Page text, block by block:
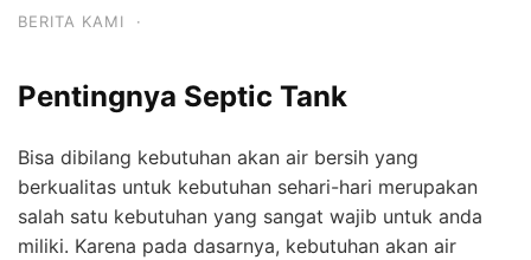
BERITA KAMI ·
Pentingnya Septic Tank
Bisa dibilang kebutuhan akan air bersih yang
berkualitas untuk kebutuhan sehari-hari merupakan
salah satu kebutuhan yang sangat wajib untuk anda
miliki. Karena pada dasarnya, kebutuhan akan air